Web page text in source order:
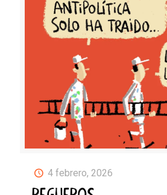
4 febrero, 2026